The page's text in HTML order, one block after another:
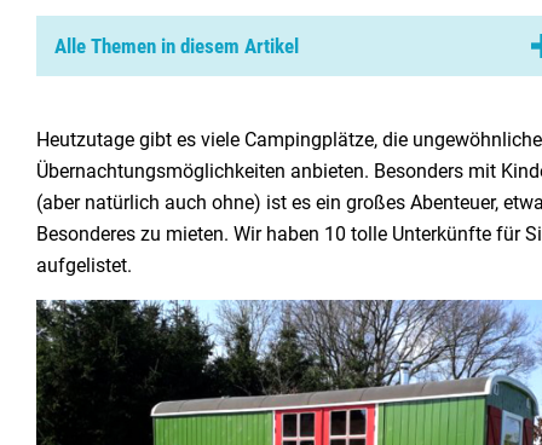
Schweiz
Nachrichten / Blog
Über Campingsucher
Zusammenarbeit / Werbung
Kontakt aufnehmen
Alle Themen in diesem Artikel
2. Campingplatz Zonneveld (Drenthe)
3. Camping Land uit Zee (Nordholland)
4. Camping Diever (Drenthe)
7. Camping de Lakens (Nordholland)
8. Camping Jan Klaassen Dromenland (Gelderland)
9. Camping aan de Waterspiegel (Zeeland)
Heutzutage gibt es viele Campingplätze, die ungewöhnliche
Übernachtungsmöglichkeiten anbieten. Besonders mit
(aber natürlich auch ohne) ist es ein großes Abenteuer,
Besonderes zu mieten. Wir haben 10 tolle Unterkünfte für
aufgelistet.